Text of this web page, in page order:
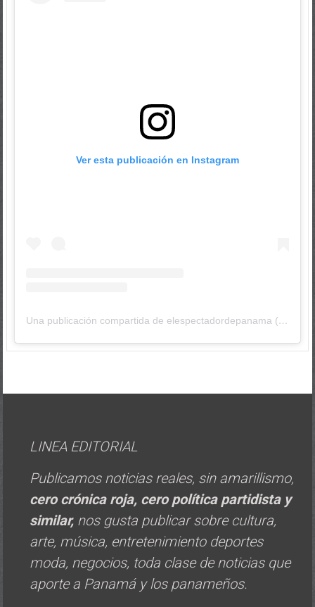
Ver esta publicación en Instagram
Una publicación compartida de elespectadordepanama (@elespectadordepanama)
LINEA EDITORIAL
Publicamos noticias reales, sin amarillismo,
cero crónica roja, cero política partidista y
similar, nos gusta publicar sobre cultura,
arte, música, entretenimiento deportes
moda, negocios, toda clase de noticias que
aporte a Panamá y los panameños.